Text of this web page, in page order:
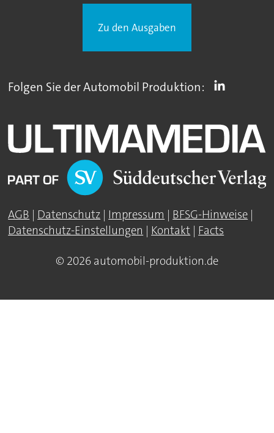
Zu den Ausgaben
Folgen Sie der Automobil Produktion:
AGB | Datenschutz | Impressum | BFSG-Hinweise |
Datenschutz-Einstellungen | Kontakt | Facts
© 2026 automobil-produktion.de